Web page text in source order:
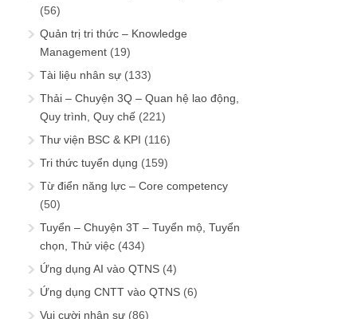
(56)
Quản trị tri thức – Knowledge
Management (19)
Tài liệu nhân sự (133)
Thải – Chuyện 3Q – Quan hệ lao động,
Quy trình, Quy chế (221)
Thư viện BSC & KPI (116)
Tri thức tuyển dụng (159)
Từ điển năng lực – Core competency
(50)
Tuyển – Chuyện 3T – Tuyển mộ, Tuyển
chọn, Thử việc (434)
Ứng dụng AI vào QTNS (4)
Ứng dụng CNTT vào QTNS (6)
Vui cười nhân sự (86)